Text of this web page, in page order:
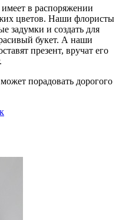
в распоряжении
цветов. Наши флористы
задумки и создать для
букет. А наши
презент, вручат его
порадовать дорогого